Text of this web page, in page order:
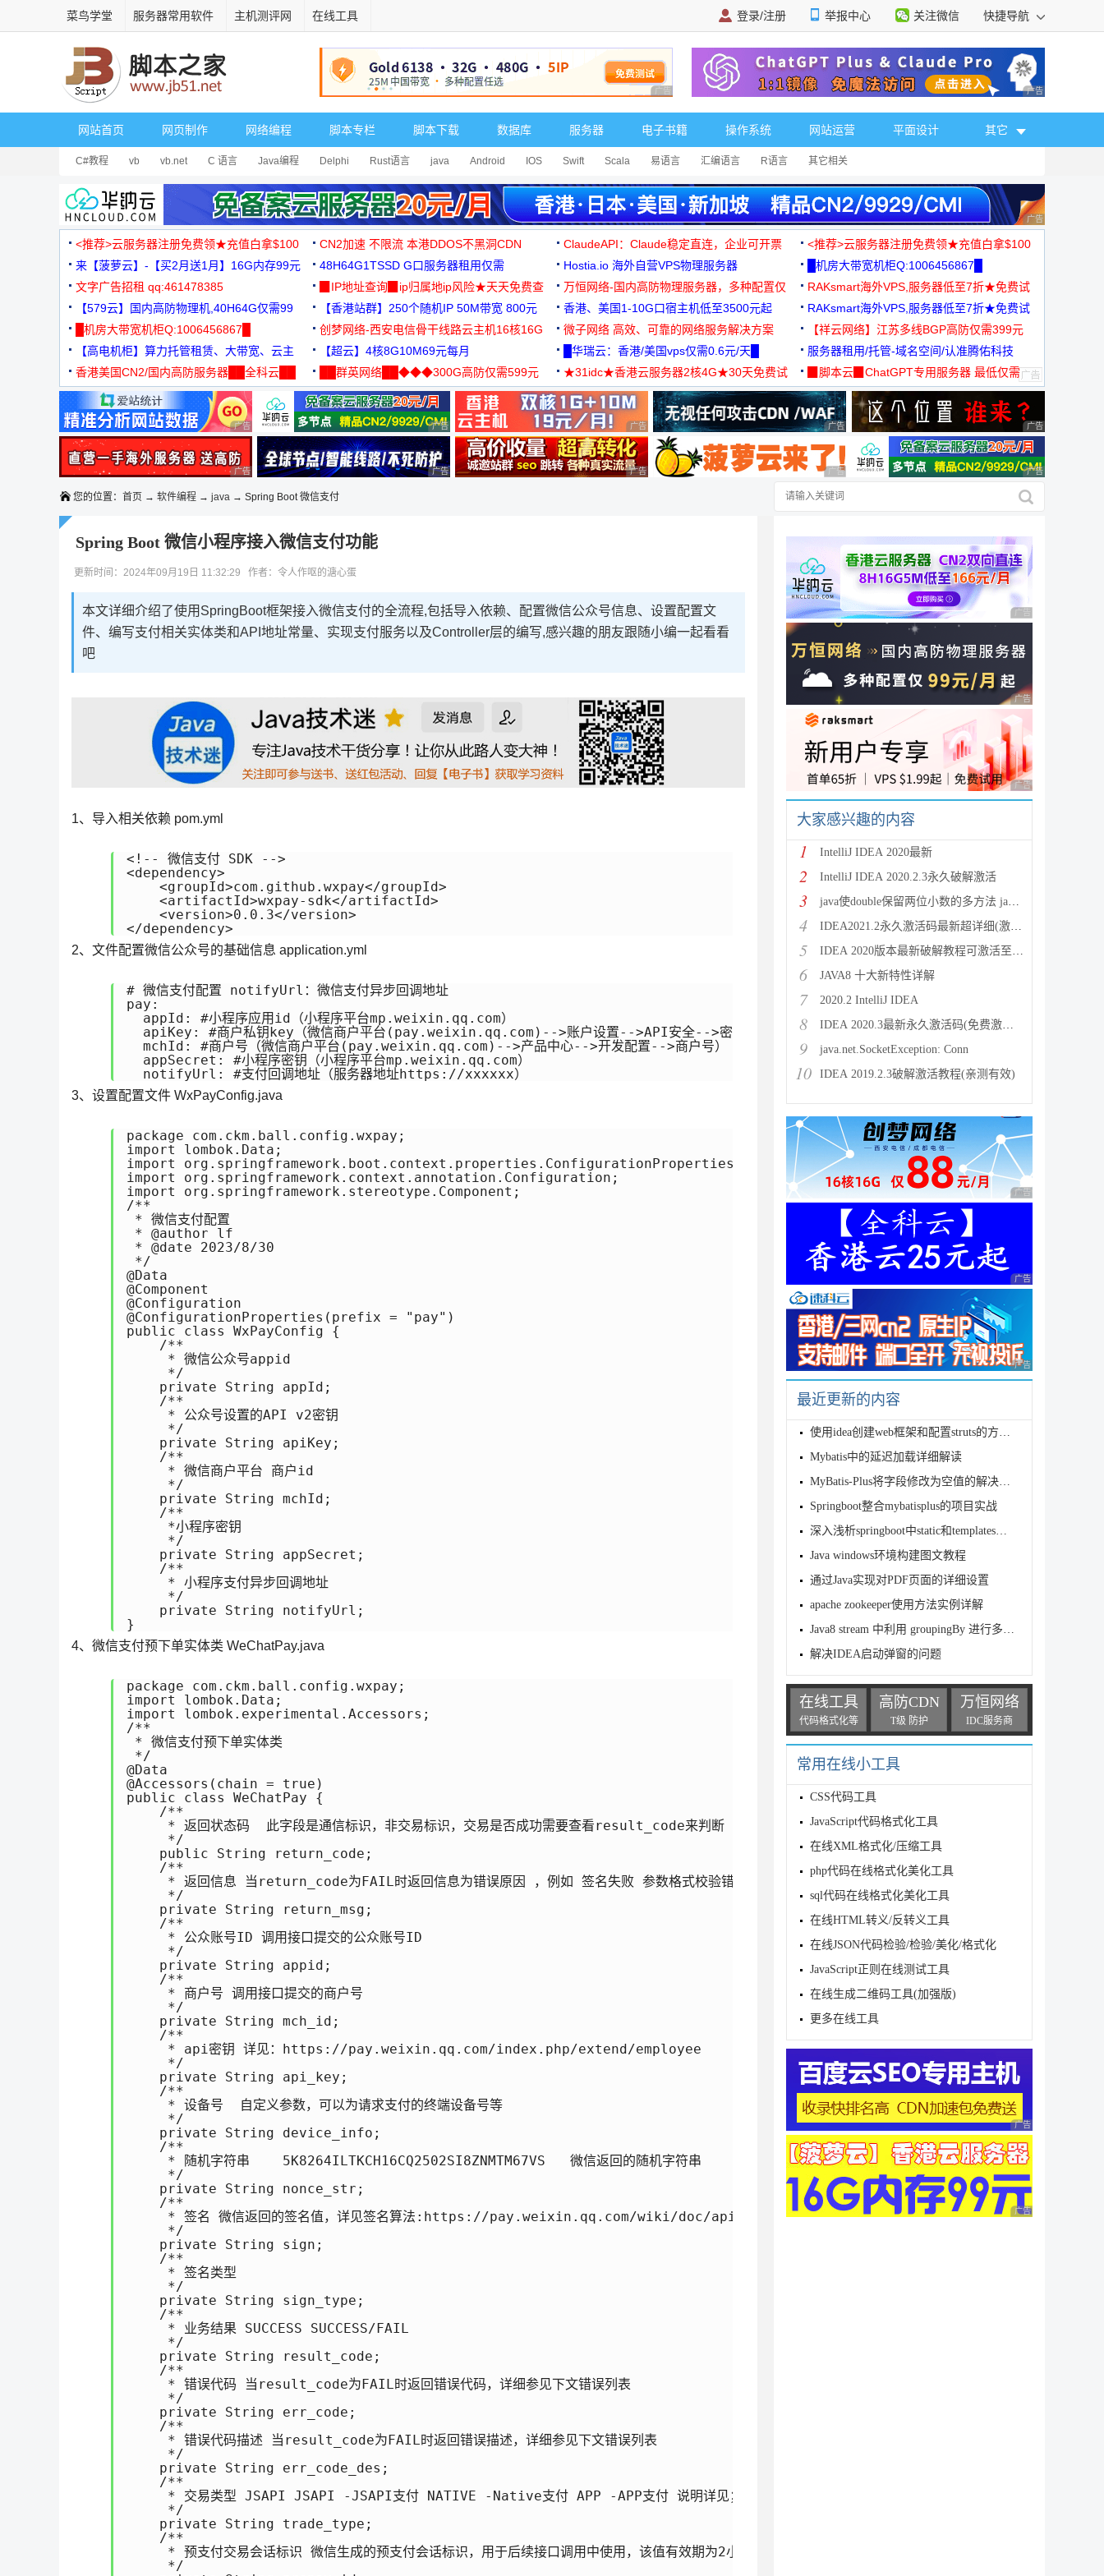
菜鸟学堂 服务器常用软件 主机测评网 在线工具 登录/注册 举报中心 关注微信 快捷导航
广告 商业广告，理性选择 广告 商业广告，理
网站首页 网页制作 网络编程 脚本专栏 脚本下载 数据库 服务器 电子书籍 操作系统 网站运营 平面设计 其它
C#教程 vb vb.net C 语言 Java编程 Delphi Rust语言 java Android IOS Swift Scala 易语言 汇编语言 R语言 其它相关
广告 商业广告，理
<推荐>云服务器注册免费领★充值白拿$100 CN2加速 不限流 本港DDOS不黑洞CDN ClaudeAPI：Claude稳定直连，企业可开票
<推荐>云服务器注册免费领★充值白拿$100
来【菠萝云】-【买2月送1月】16G内存99元
48H64G1TSSD G口服务器租用仅需
3000+可免费测试
Hostia.io 海外自营VPS物理服务器
█机房大带宽机柜Q:1006456867█
文字广告招租 qq:461478385
▉IP地址查询▉ip归属地ip风险★天天免费查
万恒网络-国内高防物理服务器，多种配置仅
99元/月起
RAKsmart海外VPS,服务器低至7折★免费试
用★
【579云】国内高防物理机,40H64G仅需99
元
【香港站群】250个随机IP 50M带宽 800元 香港、美国1-10G口宿主机低至3500元起
RAKsmart海外VPS,服务器低至7折★免费试
用★
█机房大带宽机柜Q:1006456867█
创梦网络-西安电信骨干线路云主机16核16G
88元/月
微子网络 高效、可靠的网络服务解决方案
【祥云网络】江苏多线BGP高防仅需399元
【高电机柜】算力托管租赁、大带宽、云主
机
【超云】4核8G10M69元每月 █华瑞云：香港/美国vps仅需0.6元/天█
服务器租用/托管-域名空间/认准腾佑科技
香港美国CN2/国内高防服务器██全科云██
██群英网络██◆◆◆300G高防仅需599元
◆◆◆
★31idc★香港云服务器2核4G★30天免费试
用◆
▉脚本云▉ChatGPT专用服务器 最低仅需
19元/月
广告 商业广告，理性选择 广告 商业广告，理性选择 广告 商业广告，理性选择 广告 商业广告，理性选择 广告 商业广告，理
广告 商业广告，理性选择 广告 商业广告，理性选择 广告 商业广告，理性选择 广告 商业广告，理性选择 广告 商业广告，理
您的位置： 首页 → 软件编程 → java → Spring Boot 微信支付
Spring Boot 微信小程序接入微信支付功能
更新时间：2024年09月19日 11:32:29 作者：令人作呕的溏心蛋
本文详细介绍了使用SpringBoot框架接入微信支付的全流程,包括导入依赖、配置微信公众号信息、设置配置文
件、编写支付相关实体类和API地址常量、实现支付服务以及Controller层的编写,感兴趣的朋友跟随小编一起看看
吧
1、导入相关依赖 pom.yml
<!-- 微信支付 SDK -->
<dependency>
    <groupId>com.github.wxpay</groupId>
    <artifactId>wxpay-sdk</artifactId>
    <version>0.0.3</version>
</dependency>
2、文件配置微信公众号的基础信息 application.yml
# 微信支付配置 notifyUrl：微信支付异步回调地址
pay:
  appId: #小程序应用id（小程序平台mp.weixin.qq.com）
  apiKey: #商户私钥key（微信商户平台(pay.weixin.qq.com)-->账户设置-->API安全-->密钥设置）
  mchId: #商户号（微信商户平台(pay.weixin.qq.com)-->产品中心-->开发配置-->商户号）
  appSecret: #小程序密钥（小程序平台mp.weixin.qq.com）
  notifyUrl: #支付回调地址（服务器地址https://xxxxxx）
3、设置配置文件 WxPayConfig.java
package com.ckm.ball.config.wxpay;
import lombok.Data;
import org.springframework.boot.context.properties.ConfigurationProperties;
import org.springframework.context.annotation.Configuration;
import org.springframework.stereotype.Component;
/**
* 微信支付配置
* @author lf
* @date 2023/8/30
*/
@Data
@Component
@Configuration
@ConfigurationProperties(prefix = "pay")
public class WxPayConfig {
    /**
     * 微信公众号appid
     */
    private String appId;
    /**
     * 公众号设置的API v2密钥
     */
    private String apiKey;
    /**
     * 微信商户平台 商户id
     */
    private String mchId;
    /**
     *小程序密钥
     */
    private String appSecret;
    /**
     * 小程序支付异步回调地址
     */
    private String notifyUrl;
}
4、微信支付预下单实体类 WeChatPay.java
package com.ckm.ball.config.wxpay;
import lombok.Data;
import lombok.experimental.Accessors;
/**
* 微信支付预下单实体类
*/
@Data
@Accessors(chain = true)
public class WeChatPay {
    /**
     * 返回状态码  此字段是通信标识，非交易标识，交易是否成功需要查看result_code来判断
     */
    public String return_code;
    /**
     * 返回信息 当return_code为FAIL时返回信息为错误原因 ，例如 签名失败 参数格式校验错误
     */
    private String return_msg;
    /**
     * 公众账号ID 调用接口提交的公众账号ID
     */
    private String appid;
    /**
     * 商户号 调用接口提交的商户号
     */
    private String mch_id;
    /**
     * api密钥 详见：https://pay.weixin.qq.com/index.php/extend/employee
     */
    private String api_key;
    /**
     * 设备号  自定义参数，可以为请求支付的终端设备号等
     */
    private String device_info;
    /**
     * 随机字符串    5K8264ILTKCH16CQ2502SI8ZNMTM67VS   微信返回的随机字符串
     */
    private String nonce_str;
    /**
     * 签名 微信返回的签名值，详见签名算法:https://pay.weixin.qq.com/wiki/doc/api/native.php?chapter=4_3
     */
    private String sign;
    /**
     * 签名类型
     */
    private String sign_type;
    /**
     * 业务结果 SUCCESS SUCCESS/FAIL
     */
    private String result_code;
    /**
     * 错误代码 当result_code为FAIL时返回错误代码，详细参见下文错误列表
     */
    private String err_code;
    /**
     * 错误代码描述 当result_code为FAIL时返回错误描述，详细参见下文错误列表
     */
    private String err_code_des;
    /**
* 交易类型 JSAPI JSAPI -JSAPI支付 NATIVE -Native支付 APP -APP支付 说明详见；https://pay.weixin.qq.com/wiki/doc/api/
     */
    private String trade_type;
    /**
     * 预支付交易会话标识 微信生成的预支付会话标识，用于后续接口调用中使用，该值有效期为2小时
     */
广告 商业广告，理性
广告 商业广告，理性
广告 商业广告，理性
大家感兴趣的内容
1 IntelliJ IDEA 2020最新
2 IntelliJ IDEA 2020.2.3永久破解激活
3 java使double保留两位小数的多方法 java保留两位
4 IDEA2021.2永久激活码最新超详细(激活到2099)
5 IDEA 2020版本最新破解教程可激活至2089
6 JAVA8 十大新特性详解
7 2020.2 IntelliJ IDEA
8 IDEA 2020.3最新永久激活码(免费激活到 209
9 java.net.SocketException: Conn
10 IDEA 2019.2.3破解激活教程(亲测有效)
广告 商业广告，理性
广告 商业广告，理性
广告 商业广告，理性
最近更新的内容
使用idea创建web框架和配置struts的方法详解
Mybatis中的延迟加载详细解读
MyBatis-Plus将字段修改为空值的解决方案
Springboot整合mybatisplus的项目实战
深入浅析springboot中static和templates区别
Java windows环境构建图文教程
通过Java实现对PDF页面的详细设置
apache zookeeper使用方法实例详解
Java8 stream 中利用 groupingBy 进行多字段分组求和案
解决IDEA启动弹窗的问题
在线工具
代码格式化等
高防CDN
T级 防护
万恒网络
IDC服务商
常用在线小工具
CSS代码工具
JavaScript代码格式化工具
在线XML格式化/压缩工具
php代码在线格式化美化工具
sql代码在线格式化美化工具
在线HTML转义/反转义工具
在线JSON代码检验/检验/美化/格式化
JavaScript正则在线测试工具
在线生成二维码工具(加强版)
更多在线工具
广告 商业广告，理性
广告 商业广告，理性